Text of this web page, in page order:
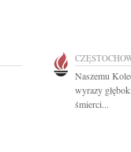
Naszemu
wyrazy
śmierci...